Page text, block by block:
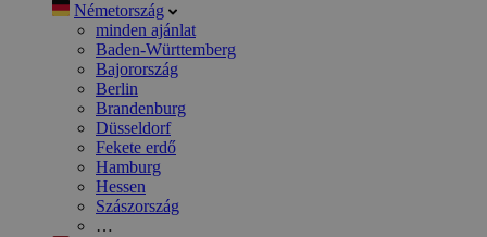
Németország
minden ajánlat
Baden-Württemberg
Bajorország
Berlin
Brandenburg
Düsseldorf
Fekete erdő
Hamburg
Hessen
Szászország
…